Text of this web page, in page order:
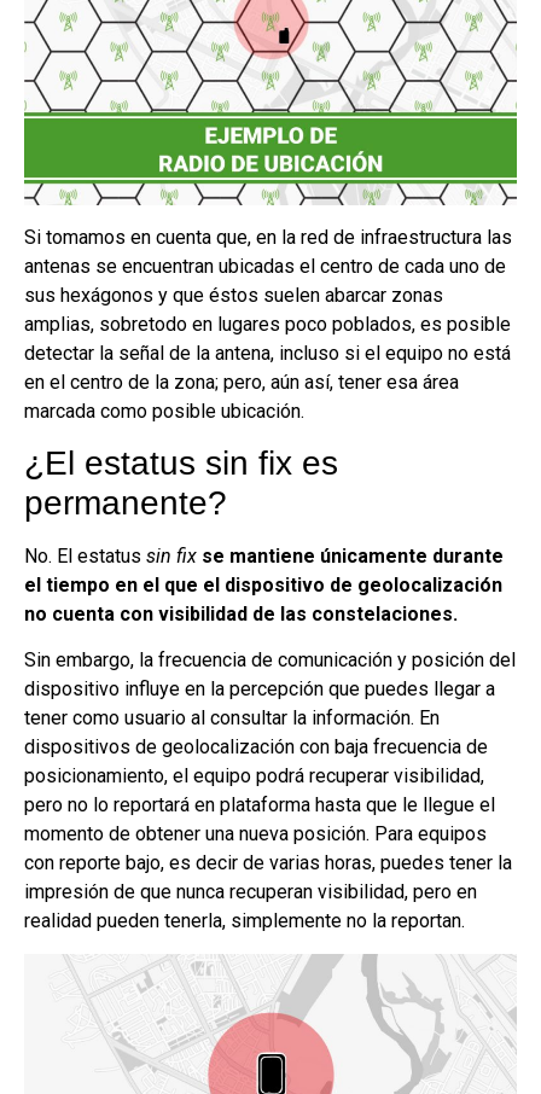
Si tomamos en cuenta que, en la red de infraestructura las
antenas se encuentran ubicadas el centro de cada uno de
sus hexágonos y que éstos suelen abarcar zonas
amplias, sobretodo en lugares poco poblados, es posible
detectar la señal de la antena, incluso si el equipo no está
en el centro de la zona; pero, aún así, tener esa área
marcada como posible ubicación.
¿El estatus sin fix es
permanente?
No. El estatus sin fix se mantiene únicamente durante
el tiempo en el que el dispositivo de geolocalización
no cuenta con visibilidad de las constelaciones.
Sin embargo, la frecuencia de comunicación y posición del
dispositivo influye en la percepción que puedes llegar a
tener como usuario al consultar la información. En
dispositivos de geolocalización con baja frecuencia de
posicionamiento, el equipo podrá recuperar visibilidad,
pero no lo reportará en plataforma hasta que le llegue el
momento de obtener una nueva posición. Para equipos
con reporte bajo, es decir de varias horas, puedes tener la
impresión de que nunca recuperan visibilidad, pero en
realidad pueden tenerla, simplemente no la reportan.